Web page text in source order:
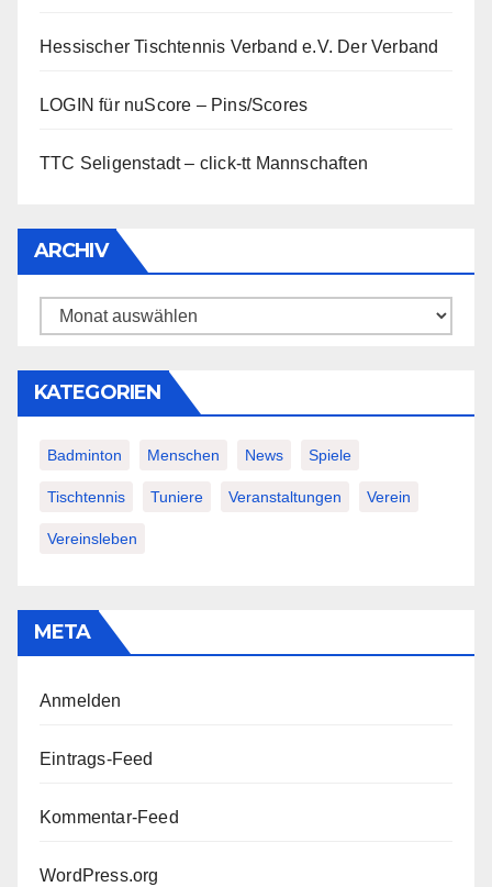
Hessischer Tischtennis Verband e.V. Der Verband
LOGIN für nuScore – Pins/Scores
TTC Seligenstadt – click-tt Mannschaften
ARCHIV
Archiv
KATEGORIEN
Badminton Menschen News Spiele
Tischtennis Tuniere Veranstaltungen Verein
Vereinsleben
META
Anmelden
Eintrags-Feed
Kommentar-Feed
WordPress.org